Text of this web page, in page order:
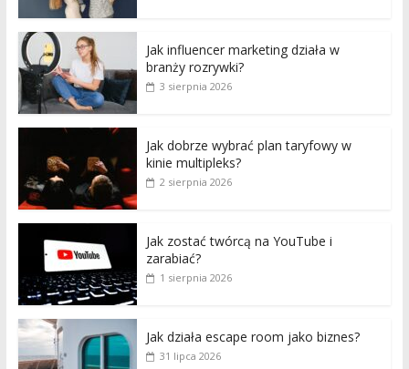
Jak influencer marketing działa w
branży rozrywki?
3 sierpnia 2026
Jak dobrze wybrać plan taryfowy w
kinie multipleks?
2 sierpnia 2026
Jak zostać twórcą na YouTube i
zarabiać?
1 sierpnia 2026
Jak działa escape room jako biznes?
31 lipca 2026